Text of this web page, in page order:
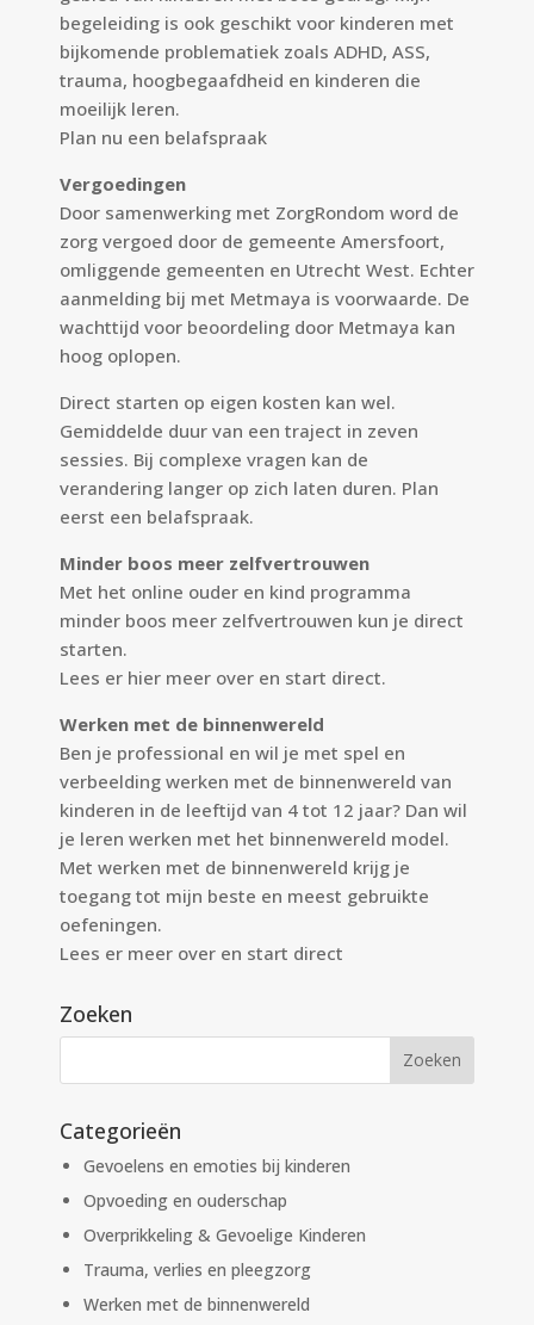
begeleiding is ook geschikt voor kinderen met
bijkomende problematiek zoals ADHD, ASS,
trauma, hoogbegaafdheid en kinderen die
moeilijk leren.
Plan nu een belafspraak
Vergoedingen
Door samenwerking met ZorgRondom word de
zorg vergoed door de gemeente Amersfoort,
omliggende gemeenten en Utrecht West. Echter
aanmelding bij met Metmaya is voorwaarde. De
wachttijd voor beoordeling door Metmaya kan
hoog oplopen.
Direct starten op eigen kosten kan wel.
Gemiddelde duur van een traject in zeven
sessies. Bij complexe vragen kan de
verandering langer op zich laten duren. Plan
eerst een belafspraak.
Minder boos meer zelfvertrouwen
Met het online ouder en kind programma
minder boos meer zelfvertrouwen kun je direct
starten.
Lees er hier meer over en start direct.
Werken met de binnenwereld
Ben je professional en wil je met spel en
verbeelding werken met de binnenwereld van
kinderen in de leeftijd van 4 tot 12 jaar? Dan wil
je leren werken met het binnenwereld model.
Met werken met de binnenwereld krijg je
toegang tot mijn beste en meest gebruikte
oefeningen.
Lees er meer over en start direct
Zoeken
Categorieën
Gevoelens en emoties bij kinderen
Opvoeding en ouderschap
Overprikkeling & Gevoelige Kinderen
Trauma, verlies en pleegzorg
Werken met de binnenwereld